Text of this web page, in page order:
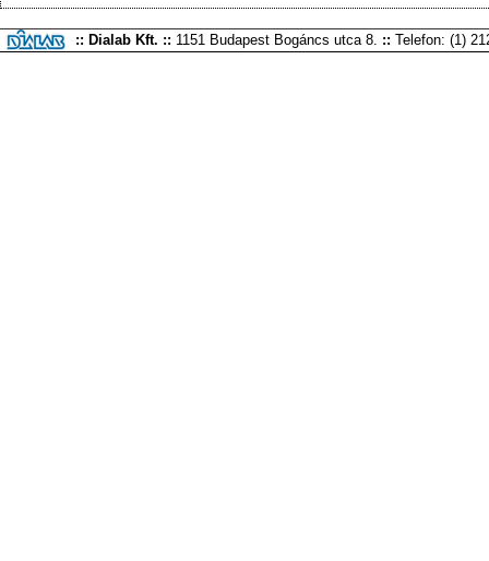
:: Dialab Kft. :: 1151 Budapest Bogáncs utca 8. :: Telefon: (1)